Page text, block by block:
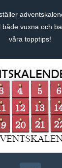
både vuxna och
våra topptips!